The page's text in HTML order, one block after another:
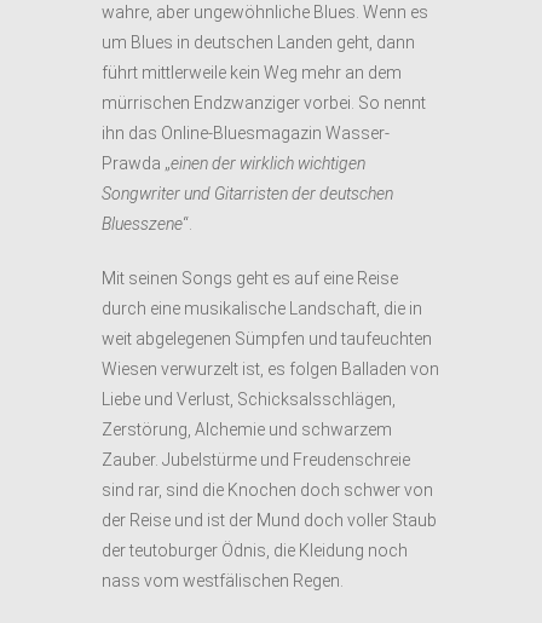
wahre, aber ungewöhnliche Blues. Wenn es
um Blues in deutschen Landen geht, dann
führt mittlerweile kein Weg mehr an dem
mürrischen Endzwanziger vorbei. So nennt
ihn das Online-Bluesmagazin Wasser-
Prawda „einen der wirklich wichtigen
Songwriter und Gitarristen der deutschen
Bluesszene“.
Mit seinen Songs geht es auf eine Reise
durch eine musikalische Landschaft, die in
weit abgelegenen Sümpfen und taufeuchten
Wiesen verwurzelt ist, es folgen Balladen von
Liebe und Verlust, Schicksalsschlägen,
Zerstörung, Alchemie und schwarzem
Zauber. Jubelstürme und Freudenschreie
sind rar, sind die Knochen doch schwer von
der Reise und ist der Mund doch voller Staub
der teutoburger Ödnis, die Kleidung noch
nass vom westfälischen Regen.